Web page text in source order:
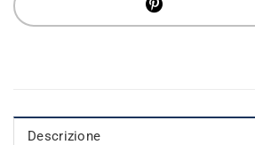
Descrizione